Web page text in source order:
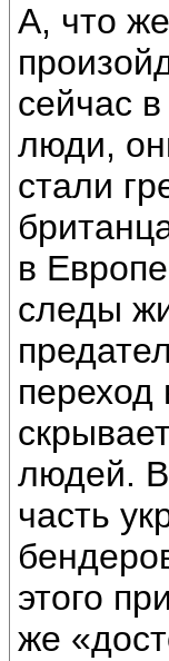
А, что
сейчас
люди,
стали
в
следы
переход
людей.
часть
этого
же